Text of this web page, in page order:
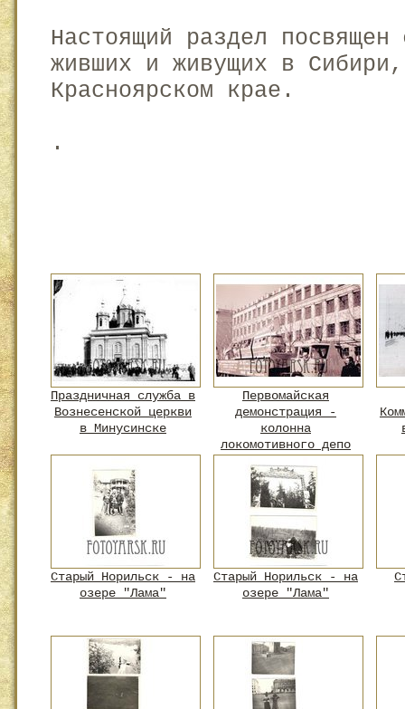
Настоящий раздел
живших и живущих в
Красноярском крае.
.
Праздничная служба в
Вознесенской церкви
в Минусинске
Первомайская
демонстрация -
колонна
локомотивного депо
Старый Норильск - на
озере "Лама"
Старый Норильск - на
озере "Лама"